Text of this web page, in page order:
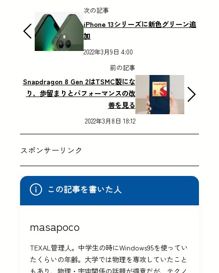
次の記事
iPhone 13シリーズに新色グリーン追
加
2022年3月9日 4:00
前の記事
Snapdragon 8 Gen 2はTSMC製にな
り、歩留まりとパフォーマンスの改
善を見る
2022年3月8日 18:12
スポンサーリンク
この記事を書いた人
masapoco
TEXAL管理人。中学生の時にWindows95を使ってい
たくらいの年齢。大学では物理を専攻していたこと
もあり、物理・宇宙関係の話題が得意だが、テクノ